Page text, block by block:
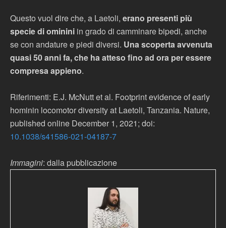
Questo vuol dire che, a Laetoli, erano presenti più
specie di ominini in grado di camminare bipedi, anche
se con andature e piedi diversi. Una scoperta avvenuta
quasi 50 anni fa, che ha atteso fino ad ora per essere
compresa appieno.
Riferimenti: E.J. McNutt et al. Footprint evidence of early
hominin locomotor diversity at Laetoli, Tanzania. Nature,
published online December 1, 2021; doi:
10.1038/s41586-021-04187-7
Immagini: dalla pubblicazione